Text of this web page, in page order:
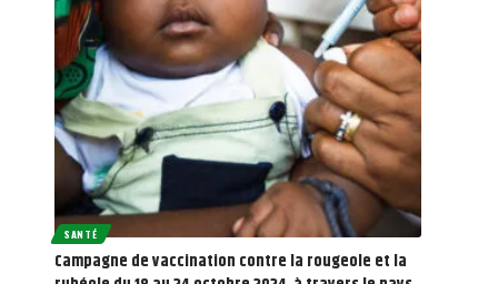
SANTÉ
Campagne de vaccination contre la rougeole et la